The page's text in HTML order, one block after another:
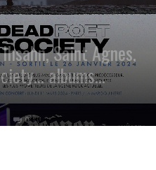
Saint Agnes,
albums…
0